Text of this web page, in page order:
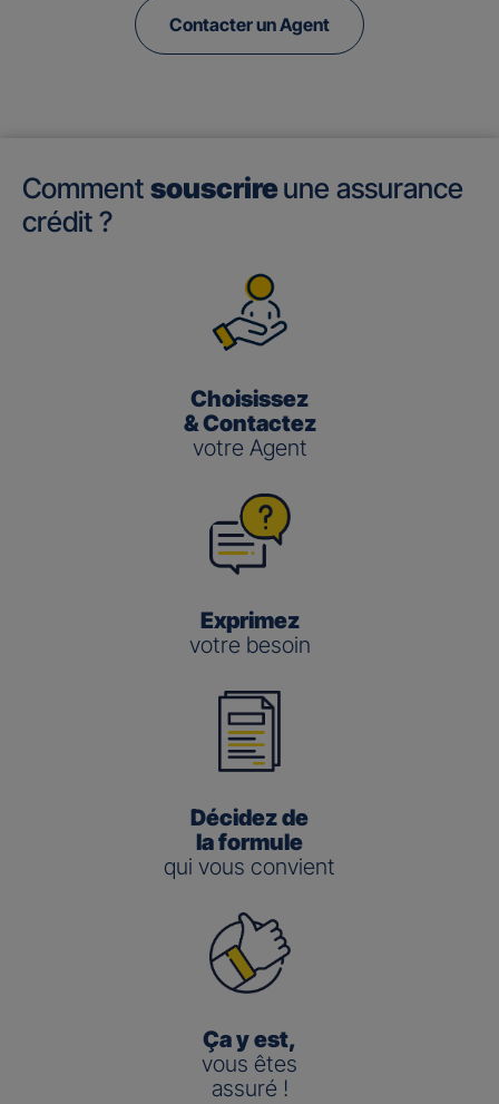
Contacter un Agent
Comment souscrireune assurance
crédit ?
Choisissez
& Contactez
votre Agent
Exprimez
votre besoin
Décidez de
la formule
qui vous convient
Ça y est,
vous êtes
assuré !